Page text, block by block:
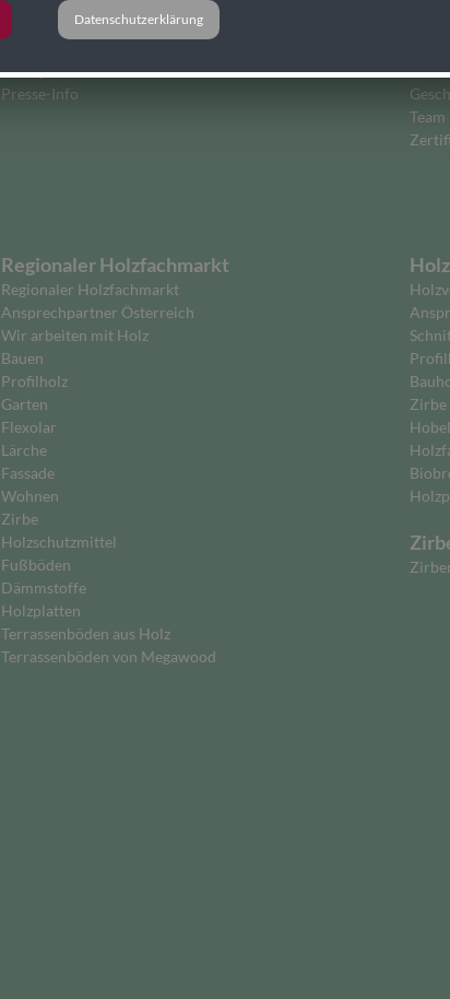
News
Holzsplitter
Presse-Info
Über
Team
Regionaler Holzfachmarkt
Regionaler Holzfachmarkt
Ansprechpartner Österreich
Wir arbeiten mit Holz
Bauen
Profilholz
Garten
Flexolar
Lärche
Fassade
Wohnen
Zirbe
Holzschutzmittel
Fußböden
Dämmstoffe
Holzplatten
Terrassenböden aus Holz
Terrassenböden von Megawood
Zirbe
Datenschutzerklärung